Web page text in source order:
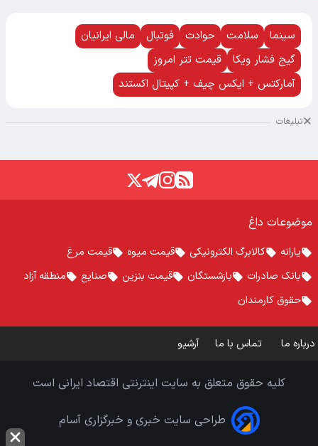
سینما سلامت حوادث فوتبال
مالی ایرانیان
گیج فشار ویکا
قیمت تتر امروز
آمارکتس + ایکس چیف + کپیتال اکستند
تبلیغات
موضوعات داغ
یارانه کالابرگ الکترونیکی قیمت میوه
قیمت مرغ
بانک صادرات
بازشستگان قیمت بنزین صنایع
منطقه آزاد
حقوق کارمندان
درباره ما تماس با ما آرشیو
کلیه حقوق متعلق به سایت اینترنتی اقتصاد ایرانی است
طراحی سایت خبری و خبرگزاری آسام